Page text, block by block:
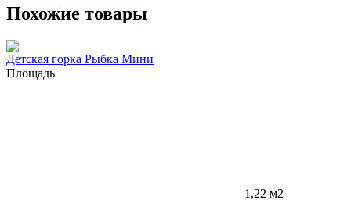
Похожие товары
Детская горка Рыбка Мини
Площадь
1,22 м2